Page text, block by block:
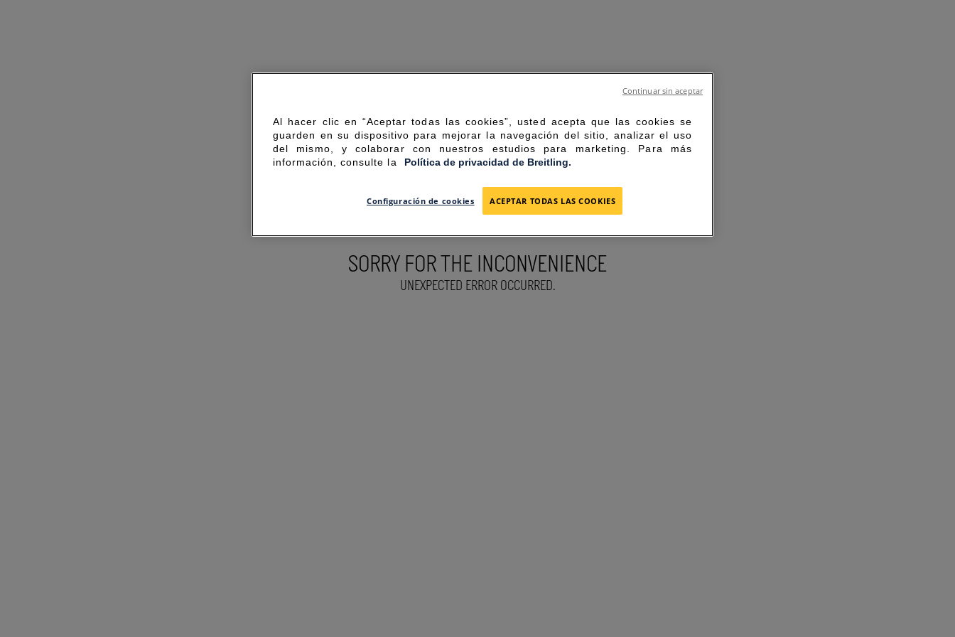
SORRY FOR THE INCONVENIENCE
UNEXPECTED ERROR OCCURRED.
Al hacer clic en “Aceptar todas las cookies”, usted acepta que las cookies se
guarden en su dispositivo para mejorar la navegación del sitio, analizar el uso
del mismo, y colaborar con nuestros estudios para marketing. Para más
información, consulte la
Política de privacidad de Breitling.
Configuración de cookies ACEPTAR TODAS LAS COOKIES
Continuar sin aceptar